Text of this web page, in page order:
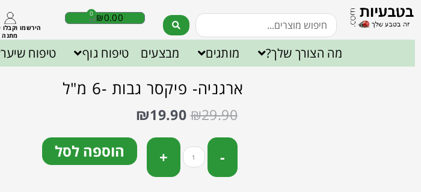
₪0.00
0
מתנה
מה הצורך שלך? מותגים מבצעים טיפוח גוף טיפוח שיער
ארגניה- פיקסר גבות -6 מ"ל
₪29.90
₪19.90
הוספה לסל